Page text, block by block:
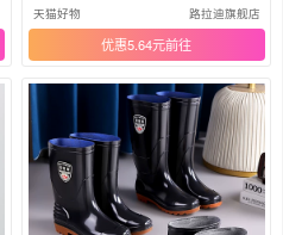
男潮
天猫好物 路拉迪旗舰店
优惠5.64元